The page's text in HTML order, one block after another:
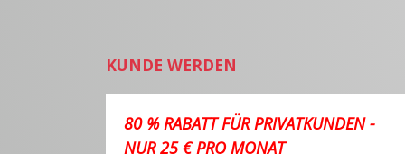
KUNDE WERDEN
80 % RABATT FÜR PRIVATKUNDEN -
NUR 25 € PRO MONAT